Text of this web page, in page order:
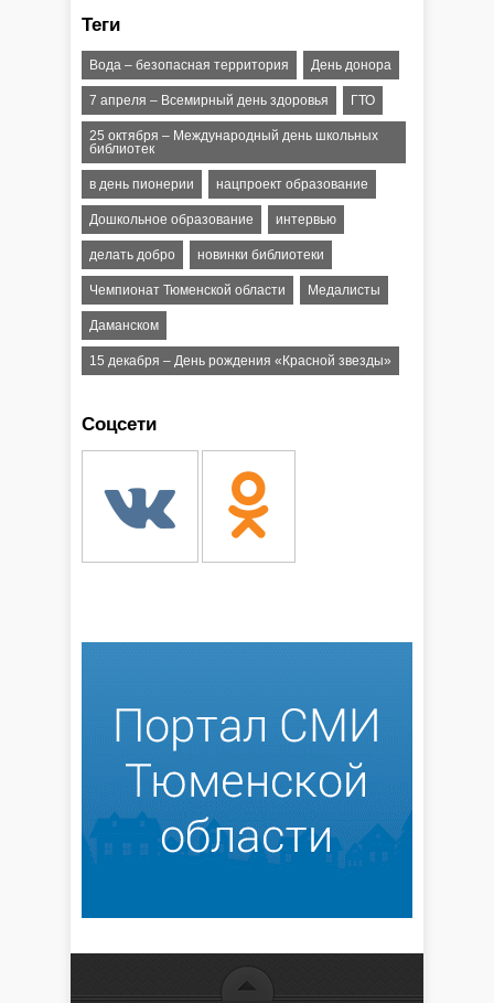
Теги
Вода – безопасная территория День донора
7 апреля – Всемирный день здоровья ГТО
25 октября – Международный день школьных
библиотек
в день пионерии нацпроект образование
Дошкольное образование интервью
делать добро новинки библиотеки
Чемпионат Тюменской области Медалисты
Даманском
15 декабря – День рождения «Красной звезды»
Соцсети